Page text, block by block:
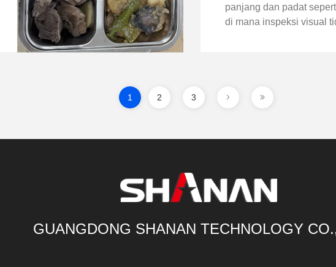
panjang dan padat
di mana inspeksi visual
1 2 3
GUANGDONG SHANAN TECHNOLOGY